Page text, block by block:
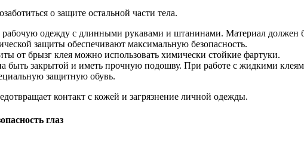
о защите остальной части тела.
рабочую одежду с длинными рукавами и штанинами. Материал
защиты обеспечивают максимальную безопасность.
от брызг клея можно использовать химически стойкие фартуки.
быть закрытой и иметь прочную подошву. При работе с жидкими
защитную обувь.
контакт с кожей и загрязнение личной одежды.
глаз